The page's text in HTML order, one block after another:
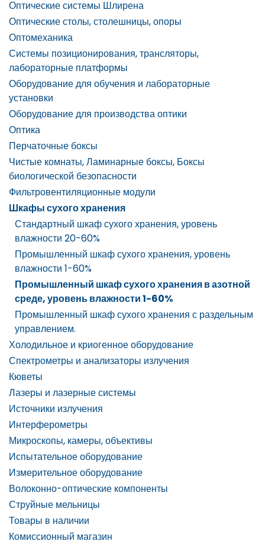
Оптические системы Шлирена
Оптические столы, столешницы, опоры
Оптомеханика
Системы позиционирования, трансляторы,
лабораторные платформы
Оборудование для обучения и лабораторные
установки
Оборудование для производства оптики
Оптика
Перчаточные боксы
Чистые комнаты, Ламинарные боксы, Боксы
биологической безопасности
Фильтровентиляционные модули
Шкафы сухого хранения
Стандартный шкаф сухого хранения, уровень
влажности 20-60%
Промышленный шкаф сухого хранения, уровень
влажности 1-60%
Промышленный шкаф сухого хранения в азотной
среде, уровень влажности 1-60%
Промышленный шкаф сухого хранения с раздельным
управлением.
Холодильное и криогенное оборудование
Спектрометры и анализаторы излучения
Кюветы
Лазеры и лазерные системы
Источники излучения
Интерферометры
Микроскопы, камеры, объективы
Испытательное оборудование
Измерительное оборудование
Волоконно-оптические компоненты
Струйные мельницы
Товары в наличии
Комиссионный магазин